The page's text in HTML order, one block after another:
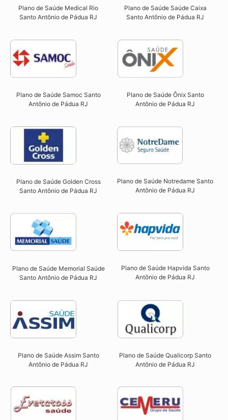
Plano de Saúde Medical Rio
Santo Antônio de Pádua RJ​
Plano de Saúde Saúde Caixa
Santo Antônio de Pádua RJ​
Plano de Saúde Samoc Santo
Antônio de Pádua RJ​
Plano de Saúde Ônix Santo
Antônio de Pádua RJ​
Plano de Saúde Golden Cross
Santo Antônio de Pádua RJ​
Plano de Saúde Notredame Santo
Antônio de Pádua RJ​
Plano de Saúde Memorial Saúde
Santo Antônio de Pádua RJ​
Plano de Saúde Hapvida Santo
Antônio de Pádua RJ​
Plano de Saúde Assim Santo
Antônio de Pádua RJ​
Plano de Saúde Qualicorp Santo
Antônio de Pádua RJ​